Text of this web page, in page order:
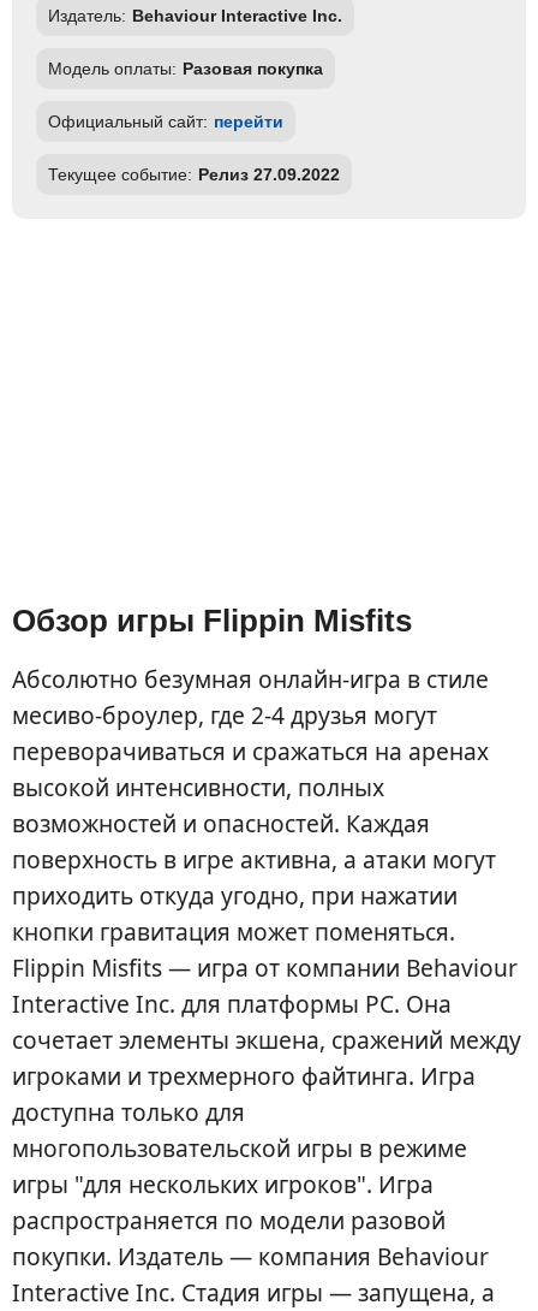
Издатель: Behaviour Interactive Inc.
Модель оплаты: Разовая покупка
Официальный сайт: перейти
Текущее событие: Релиз 27.09.2022
Обзор игры Flippin Misfits
Абсолютно безумная онлайн-игра в стиле
месиво-броулер, где 2-4 друзья могут
переворачиваться и сражаться на аренах
высокой интенсивности, полных
возможностей и опасностей. Каждая
поверхность в игре активна, а атаки могут
приходить откуда угодно, при нажатии
кнопки гравитация может поменяться.
Flippin Misfits — игра от компании Behaviour
Interactive Inc. для платформы PC. Она
сочетает элементы экшена, сражений между
игроками и трехмерного файтинга. Игра
доступна только для
многопользовательской игры в режиме
игры "для нескольких игроков". Игра
распространяется по модели разовой
покупки. Издатель — компания Behaviour
Interactive Inc. Стадия игры — запущена, а